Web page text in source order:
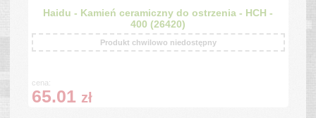
Haidu - Kamień ceramiczny do ostrzenia - HCH -
400 (26420)
Produkt chwilowo niedostępny
cena:
65.01 zł